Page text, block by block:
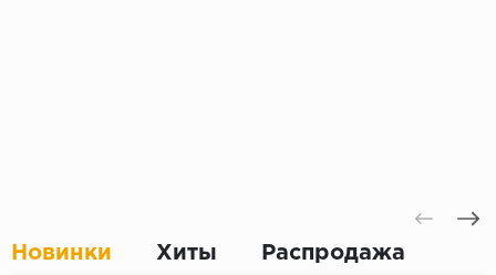
Новинки Хиты Распродажа